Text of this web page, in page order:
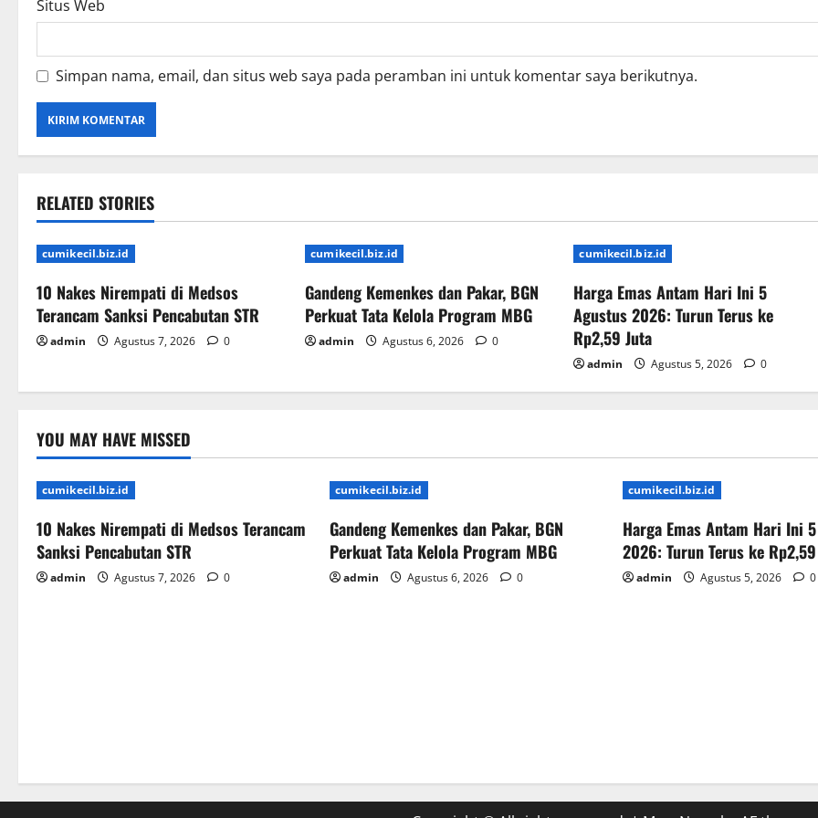
Situs Web
Simpan nama, email, dan situs web saya pada peramban ini untuk komentar saya berikutnya.
RELATED STORIES
cumikecil.biz.id
10 Nakes Nirempati di Medsos
Terancam Sanksi Pencabutan STR
admin Agustus 7, 2026 0
cumikecil.biz.id
Gandeng Kemenkes dan Pakar, BGN
Perkuat Tata Kelola Program MBG
admin Agustus 6, 2026 0
cumikecil.biz.id
Harga Emas Antam Hari Ini 5
Agustus 2026: Turun Terus ke
Rp2,59 Juta
admin Agustus 5, 2026 0
YOU MAY HAVE MISSED
cumikecil.biz.id
10 Nakes Nirempati di Medsos Terancam
Sanksi Pencabutan STR
admin Agustus 7, 2026 0
cumikecil.biz.id
Gandeng Kemenkes dan Pakar, BGN
Perkuat Tata Kelola Program MBG
admin Agustus 6, 2026 0
cumikecil.biz.id
Harga Emas Antam Hari Ini
2026: Turun Terus ke
admin Agustus 5, 2026 0